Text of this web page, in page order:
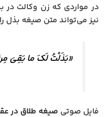
در مواردی که زن وکالت در
نیز می‌تواند متن صیغه بذل
«بَذَلْتُ لَکَ ما بَقِیَ
فایل صوتی صیغه طلاق در